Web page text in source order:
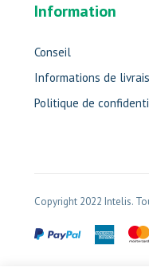
Information
Conseil
Informations de
Politique de
Copyright 2022 Intelis.